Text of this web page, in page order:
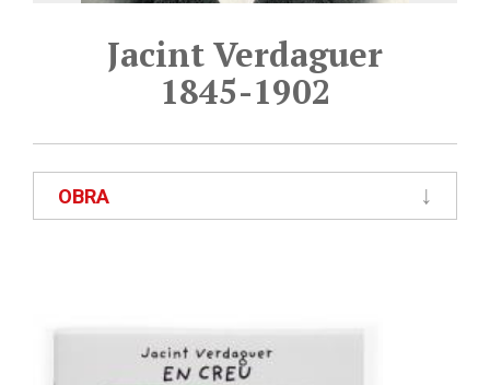
Jacint Verdaguer
1845-1902
OBRA